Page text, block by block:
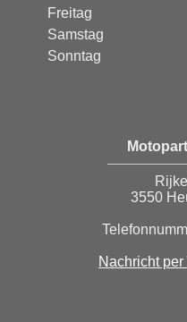
Freitag
Samstag
Sonntag
3550
Nachricht